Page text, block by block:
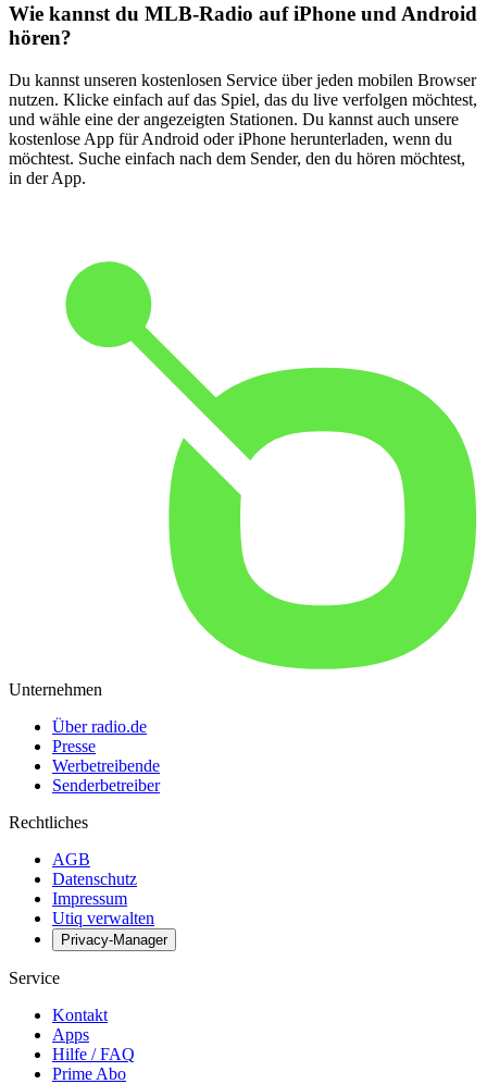
Wie kannst du MLB-Radio auf iPhone und Android
hören?
Du kannst unseren kostenlosen Service über jeden mobilen Browser
nutzen. Klicke einfach auf das Spiel, das du live verfolgen möchtest,
und wähle eine der angezeigten Stationen. Du kannst auch unsere
kostenlose App für Android oder iPhone herunterladen, wenn du
möchtest. Suche einfach nach dem Sender, den du hören möchtest,
in der App.
Unternehmen
Über radio.de
Presse
Werbetreibende
Senderbetreiber
Rechtliches
AGB
Datenschutz
Impressum
Utiq verwalten
Privacy-Manager
Service
Kontakt
Apps
Hilfe / FAQ
Prime Abo